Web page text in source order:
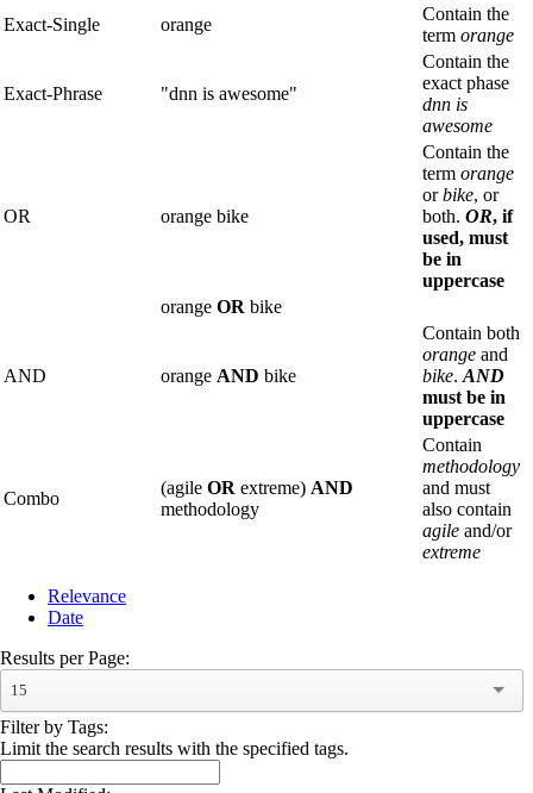
Exact-Single
orange
Contain the
term orange
Exact-Phrase "dnn is awesome"
Contain the
exact phase
dnn is
awesome
OR orange bike
Contain the
term orange
orbike, or
both. OR, if
used, must
be in
uppercase
orange OR bike
AND orange AND bike
Contain both
orange and
bike. AND
must be in
uppercase
Combo
(agile OR extreme) AND
methodology
Contain
methodology
and must
also contain
agile and/or
extreme
Relevance
Date
Results per Page:
15
Filter by Tags:
Limit the search results with the specified tags.